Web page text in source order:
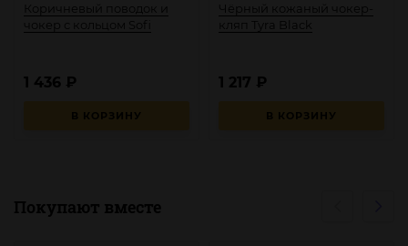
Коричневый поводок и
чокер с кольцом Sofi
В КОРЗИНУ
1 436 ₽
Чёрный кожаный чокер-
кляп Tyra Black
В КОРЗИНУ
1 217 ₽
Покупают вместе